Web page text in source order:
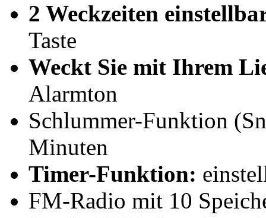
2 Weckzeiten
Taste
Weckt Sie mit Ihrem
Alarmton
Schlummer-Funktion
Minuten
Timer-Funktion:
FM-Radio mit 10